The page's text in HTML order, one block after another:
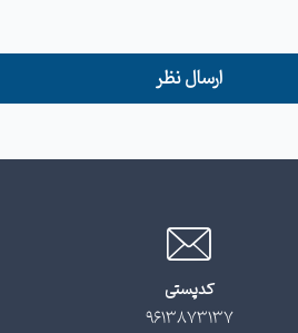
ارسال نظر
کدپستی
9613873137